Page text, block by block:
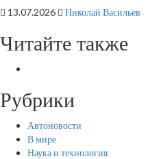
13.07.2026 Николай Васильев
Читайте также
Рубрики
Автоновости
В мире
Наука и технология